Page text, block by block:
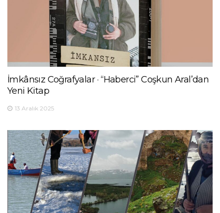
İmkânsız Coğrafyalar · “Haberci” Coşkun Aral’dan
Yeni Kitap
13 Aralık 2025